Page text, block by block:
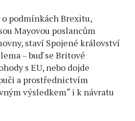
podmínkách Brexitu,
Mayovou poslancům
staví Spojené království
– buď se Britové
s EU, nebo dojde
a prostřednictvím
výsledkem“ i k návratu